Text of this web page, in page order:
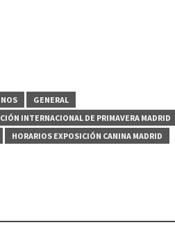
GENERAL
INTERNACIONAL DE PRIMAVERA MADRID
HORARIOS EXPOSICIÓN CANINA MADRID